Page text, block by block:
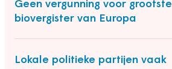
Geen vergunning voor grootste
biovergister van Europa
Lokale politieke partijen vaak